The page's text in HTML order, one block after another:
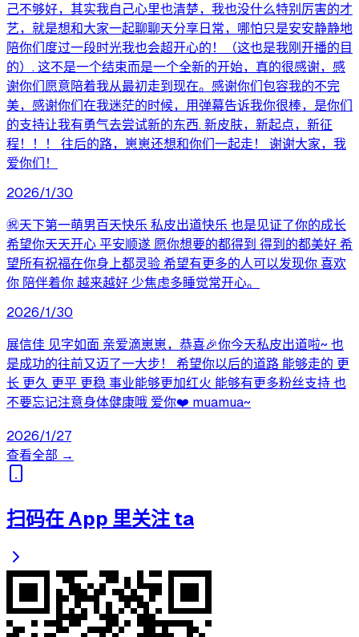
己不够好，其实我自己心里也清楚，我也没什么特别厉害的才
艺，就是想和大家一起聊聊天分享日常，哪怕只是安安静静地
陪你们度过一段时光我也会超开心的！（这也是我刚开播的目
的）. 这不是一个结束而是一个全新的开始，真的很感谢，感
谢你们愿意陪着我从最初走到现在。感谢你们包容我的不完
美，感谢你们在我迷茫的时候，用弹幕告诉我你很棒，是你们
的支持让我有勇气去尝试新的东西. 新皮肤，新起点，新征
程！！！ 往后的路，崽崽还想和你们一起走！ 谢谢大家，我
爱你们！
2026/1/30
㊗️天下第一萌男百天快乐 私皮出道快乐 也是见证了你的成长
希望你天天开心 平安顺遂 愿你想要的都得到 得到的都美好 希
望所有祝福在你身上都灵验 希望有更多的人可以发现你 喜欢
你 陪伴着你 越来越好 少焦虑多睡觉常开心。
2026/1/30
展信佳 见字如面 亲爱滴崽崽，恭喜🎉你今天私皮出道啦~ 也
是成功的往前又迈了一大步！ 希望你以后的道路 能够走的 更
长 更久 更平 更稳 事业能够更加红火 能够有更多粉丝支持 也
不要忘记注意身体健康哦 爱你❤️ muamua~
2026/1/27
查看全部 →
扫码在 App 里关注 ta